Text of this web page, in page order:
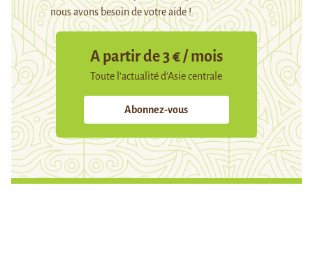
nous avons besoin de votre aide !
A partir de 3 € / mois
Toute l’actualité d’Asie centrale
Abonnez-vous